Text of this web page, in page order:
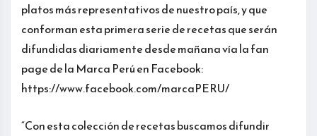
platos más representativos de nuestro país, y que
conforman esta primera serie de recetas que serán
difundidas diariamente desde mañana vía la fan
page de la Marca Perú en Facebook:
https://www.facebook.com/marcaPERU/
“Con esta colección de recetas buscamos difundir